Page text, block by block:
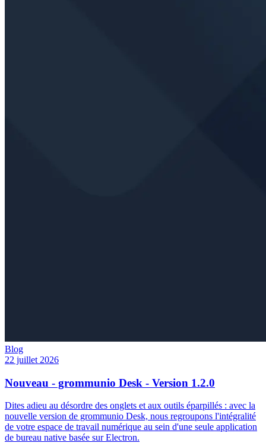
Blog
22 juillet 2026
Nouveau - grommunio Desk - Version 1.2.0
Dites adieu au désordre des onglets et aux outils éparpillés : avec la
nouvelle version de grommunio Desk, nous regroupons l'intégralité
de votre espace de travail numérique au sein d'une seule application
de bureau native basée sur Electron.